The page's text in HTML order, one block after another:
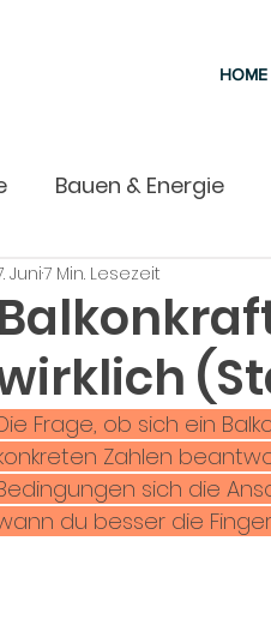
HOME
Bauen & Energie
& Draußen
Juni7 Min. Lesezeit
Frage, ob sich ein
Zahlen
sich die
du besser die